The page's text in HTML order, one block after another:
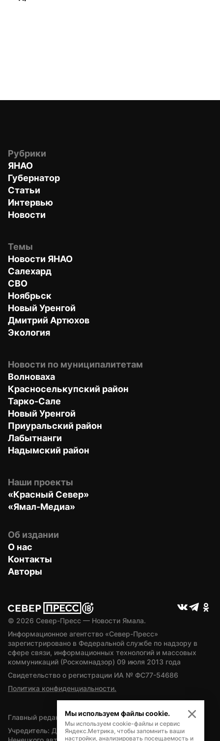
Рубрики
ЯНАО
Губернатор
Статьи
Интервью
Новости
Темы
Новости ЯНАО
Салехард
СВО
Ноябрьск
Новый Уренгой
Дмитрий Артюхов
Экология
Новости по муниципалитетам
Волноваха
Красноселькупский район
Тарко-Сале
Новый Уренгой
Приуральский район
Лабытнанги
Надымский район
Наши проекты
«Красный Север»
«Ямал-Медиа»
Об издании
О нас
Контакты
Авторы
© 2026 Север-Пресс — Новости Ямала.
Информационное агентство «Север-Пресс»
зарегистрировано в Федеральной службе по надзору в
сфере связи, информационных технологий и массовых
коммуникаций (Роскомнадзор) 09 июля 2013 года
Свидетельство о регистрации ИА № ФС77-54686
Политика конфиденциальности.
Главный редактор — А.Л. Поздеев
Учредитель: Департамент внутренней политики Ямало-
Мы используем файлы cookie.
Мы используем cookie-файлы и сервис
Яндекс.Метрика, чтобы запомнить ваши
настройки, анализировать посещаемость и